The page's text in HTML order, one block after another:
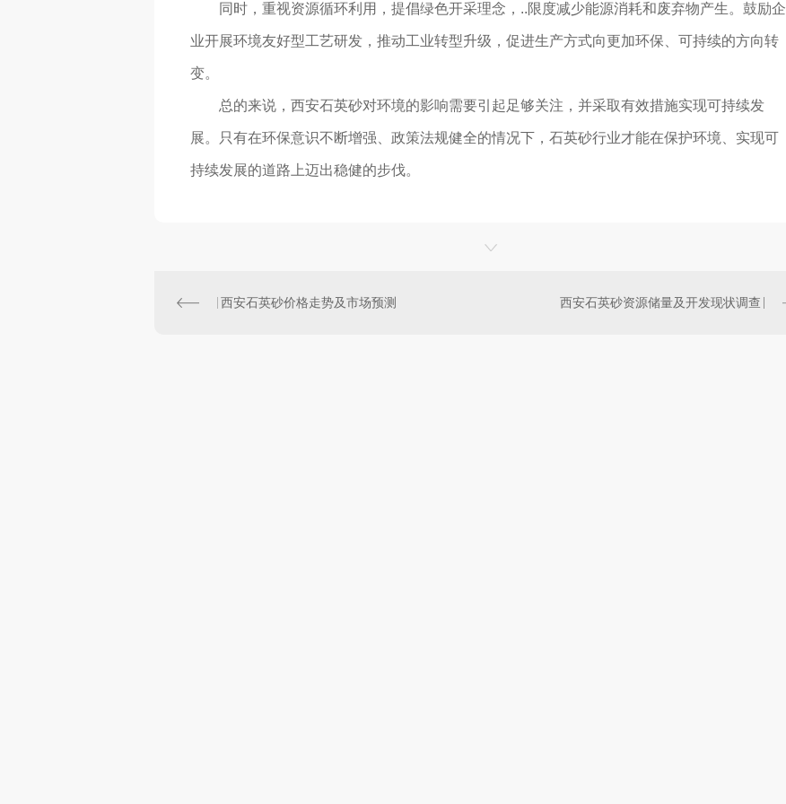
同时，重视资源循环利用，提倡绿色开采理念，..限度减少能源消耗和废弃物产生。鼓励企
业开展环境友好型工艺研发，推动工业转型升级，促进生产方式向更加环保、可持续的方向转
变。
总的来说，西安石英砂对环境的影响需要引起足够关注，并采取有效措施实现可持续发
展。只有在环保意识不断增强、政策法规健全的情况下，石英砂行业才能在保护环境、实现可
持续发展的道路上迈出稳健的步伐。
西安石英砂价格走势及市场预测 西安石英砂资源储量及开发现状调查